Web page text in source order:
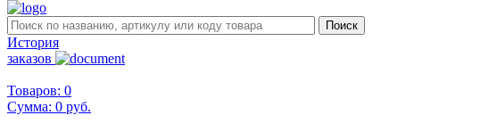
История
заказов
Товаров: 0
Сумма: 0 руб.